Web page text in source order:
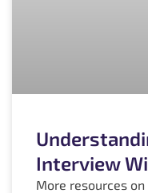
Interview
More resources on